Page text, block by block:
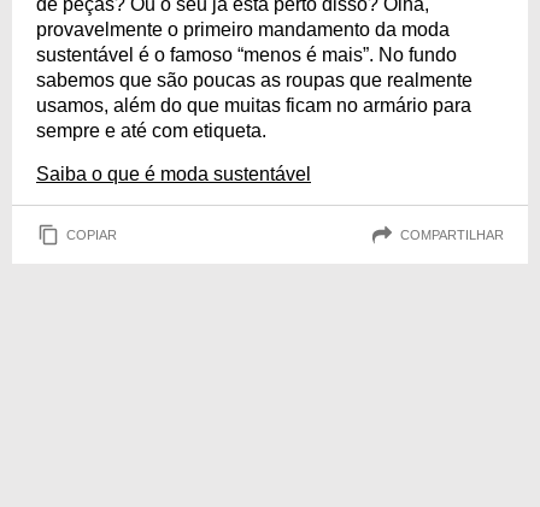
de peças? Ou o seu já está perto disso? Olha,
provavelmente o primeiro mandamento da moda
sustentável é o famoso “menos é mais”. No fundo
sabemos que são poucas as roupas que realmente
usamos, além do que muitas ficam no armário para
sempre e até com etiqueta.
Saiba o que é moda sustentável
COPIAR COMPARTILHAR